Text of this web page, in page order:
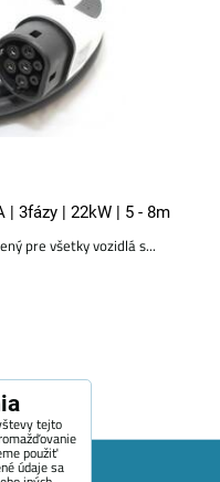
| 3fázy | 22kW | 5 - 8m
pre všetky vozidlá s...
tejto
použiť
údaje sa